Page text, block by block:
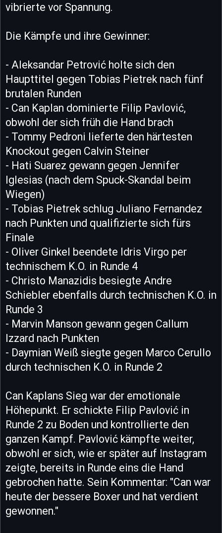
vibrierte vor Spannung.
Die Kämpfe und ihre Gewinner:
- Aleksandar Petrović holte sich den
Haupttitel gegen Tobias Pietrek nach fünf
brutalen Runden
- Can Kaplan dominierte Filip Pavlović,
obwohl der sich früh die Hand brach
- Tommy Pedroni lieferte den härtesten
Knockout gegen Calvin Steiner
- Hati Suarez gewann gegen Jennifer
Iglesias (nach dem Spuck-Skandal beim
Wiegen)
- Tobias Pietrek schlug Juliano Fernandez
nach Punkten und qualifizierte sich fürs
Finale
- Oliver Ginkel beendete Idris Virgo per
technischem K.O. in Runde 4
- Christo Manazidis besiegte Andre
Schiebler ebenfalls durch technischen K.O. in
Runde 3
- Marvin Manson gewann gegen Callum
Izzard nach Punkten
- Daymian Weiß siegte gegen Marco Cerullo
durch technischen K.O. in Runde 2
Can Kaplans Sieg war der emotionale
Höhepunkt. Er schickte Filip Pavlović in
Runde 2 zu Boden und kontrollierte den
ganzen Kampf. Pavlović kämpfte weiter,
obwohl er sich, wie er später auf Instagram
zeigte, bereits in Runde eins die Hand
gebrochen hatte. Sein Kommentar: "Can war
heute der bessere Boxer und hat verdient
gewonnen."